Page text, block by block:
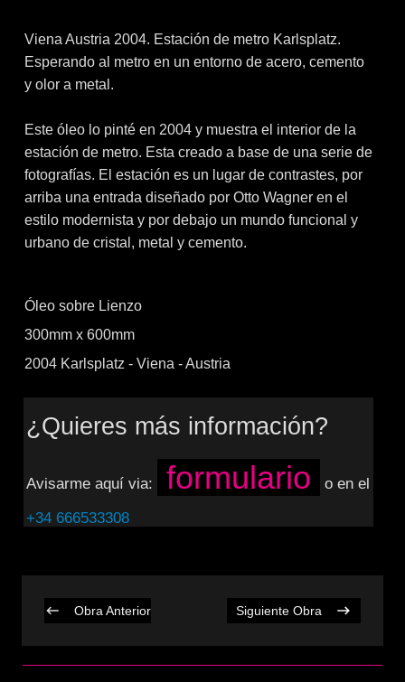
Viena Austria 2004. Estación de metro Karlsplatz.
Esperando al metro en un entorno de acero, cemento
y olor a metal.
Este óleo lo pinté en 2004 y muestra el interior de la
estación de metro. Esta creado a base de una serie de
fotografías. El estación es un lugar de contrastes, por
arriba una entrada diseñado por Otto Wagner en el
estilo modernista y por debajo un mundo funcional y
urbano de cristal, metal y cemento.
Óleo sobre Lienzo
300mm x 600mm
2004 Karlsplatz - Viena - Austria
¿Quieres más información?
Avisarme aquí via: formulario
o en el
+34 666533308
Obra Anterior Siguiente Obra